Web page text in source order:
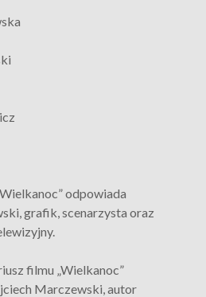
odpowiada
grafik, scenarzysta oraz
filmu „Wielkanoc”
Marczewski, autor